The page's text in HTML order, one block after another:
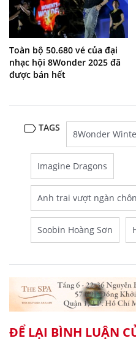
Toàn bộ 50.680 vé của đại
nhạc hội 8Wonder 2025 đã
được bán hết
TAGS
8Wonder
Imagine Dragons
Anh trai vượt ngàn
Soobin Hoàng Sơn
ĐỂ LẠI BÌNH LUẬN